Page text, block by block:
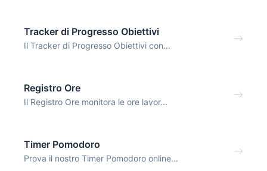
Tracker di Progresso Obiettivi
Il Tracker di Progresso Obiettivi con...
Registro Ore
Il Registro Ore monitora le ore lavor...
Timer Pomodoro
Prova il nostro Timer Pomodoro online...